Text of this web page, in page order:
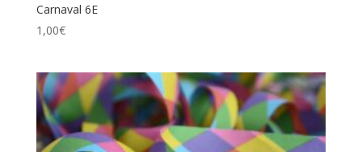
Carnaval 6E
1,00€